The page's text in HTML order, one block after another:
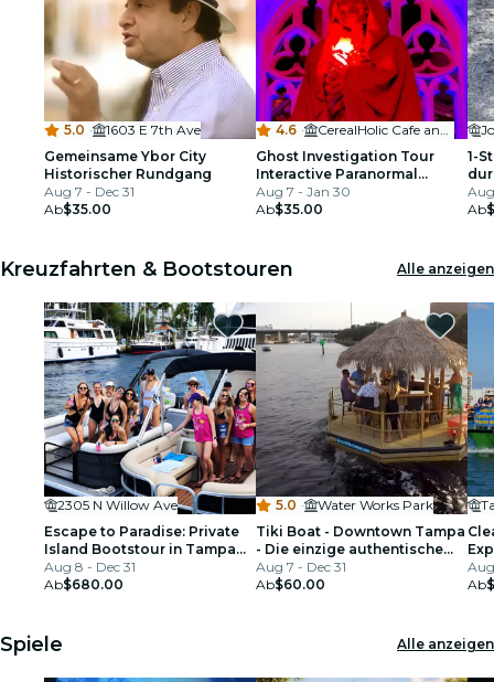
5.0 ·
1603 E 7th Ave
Gemeinsame Ybor City
Historischer Rundgang
Aug 7 - Dec 31
Ab$35.00
4.6 ·
CerealHolic Cafe and Bar
Ghost Investigation Tour
Interactive Paranormal
Experience 18Plus
Aug 7 - Jan 30
Ab$35.00
1-
Ab
Kreuzfahrten & Bootstouren Alle anzeigen
2305 N Willow Ave
Escape to Paradise: Private
Island Bootstour in Tampa
Bay
Aug 8 - Dec 31
Ab$680.00
5.0 ·
Water Works Park
Tiki Boat - Downtown Tampa
- Die einzige authentische
schwimmende Tiki-Bar
Aug 7 - Dec 31
Ab$60.00
Ab
Spiele Alle anzeigen